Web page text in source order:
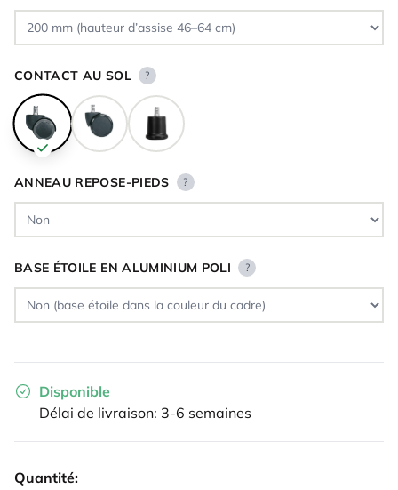
CONTACT AU SOL ?
ANNEAU REPOSE-PIEDS ?
BASE ÉTOILE EN ALUMINIUM POLI ?
Disponible
Délai de livraison: 3-6 semaines
Quantité: